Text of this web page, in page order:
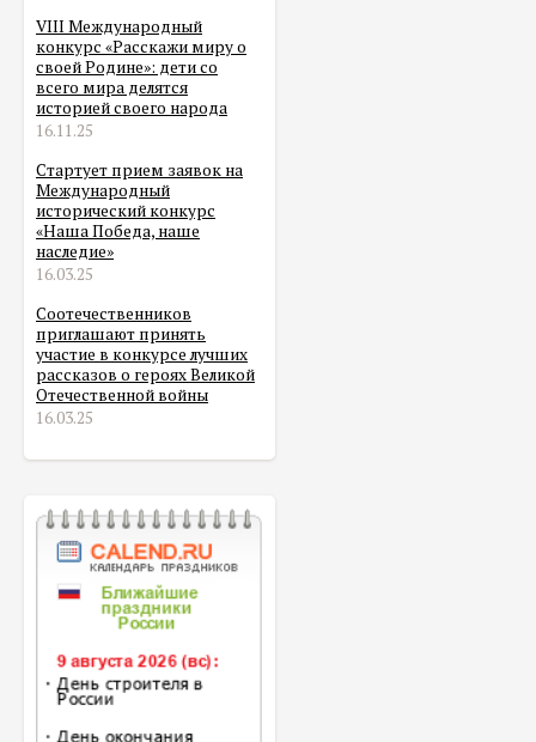
VIII Международный
конкурс «Расскажи миру о
своей Родине»: дети со
всего мира делятся
историей своего народа
16.11.25
Стартует прием заявок на
Международный
исторический конкурс
«Наша Победа, наше
наследие»
16.03.25
Соотечественников
приглашают принять
участие в конкурсе лучших
рассказов о героях Великой
Отечественной войны
16.03.25